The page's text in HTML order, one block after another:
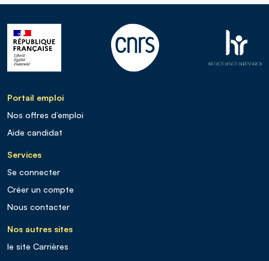
Portail emploi
Nos offres d’emploi
Aide candidat
Services
Se connecter
Créer un compte
Nous contacter
Nos autres sites
le site Carrières